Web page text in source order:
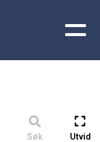
Søk Utvid